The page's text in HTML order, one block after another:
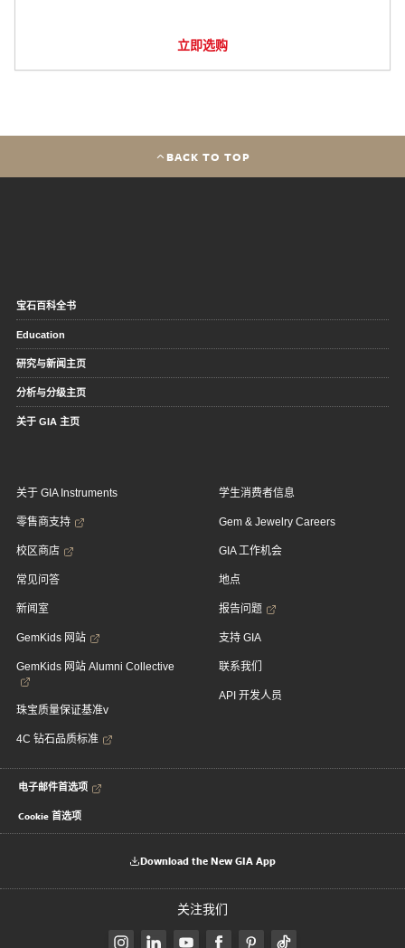
立即选购
BACK TO TOP
宝石百科全书
Education
研究与新闻主页
分析与分级主页
关于 GIA 主页
关于 GIA Instruments
零售商支持
校区商店
常见问答
新闻室
GemKids 网站
GemKids 网站 Alumni Collective
珠宝质量保证基准v
4C 钻石品质标准
学生消费者信息
Gem & Jewelry Careers
GIA 工作机会
地点
报告问题
支持 GIA
联系我们
API 开发人员
电子邮件首选项
Cookie 首选项
Download the New GIA App
关注我们